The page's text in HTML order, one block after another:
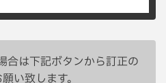
合は下記ボタンから訂正の
い致します。